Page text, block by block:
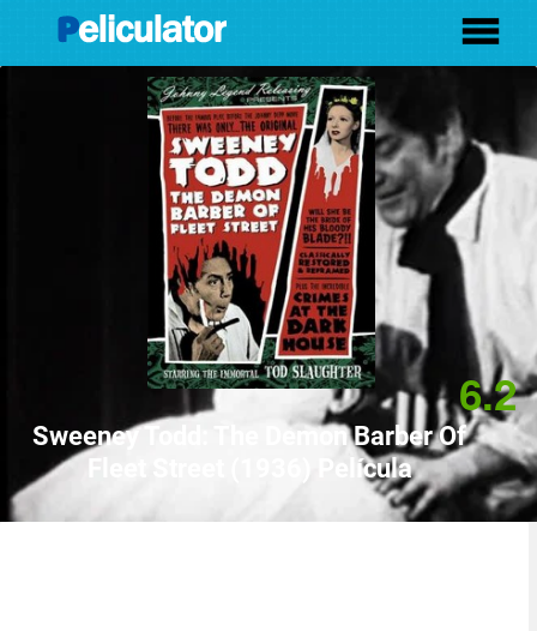
Sweeney Todd: The Demon Barber Of
Fleet Street (1936) Película
6.2